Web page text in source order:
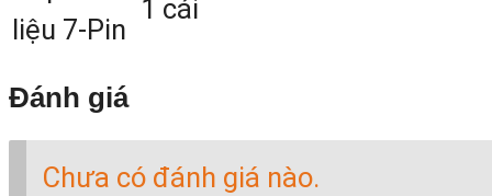
liệu 7-Pin
1 cái
Đánh giá
Chưa có đánh giá nào.